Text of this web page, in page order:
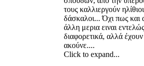
τους καλλιεργούν ηλίθιοι
δάσκαλοι... Όχι πως και
άλλη μερια ειναι εντελώς
διαφορετικά, αλλά
ακούνε....
Click to expand...